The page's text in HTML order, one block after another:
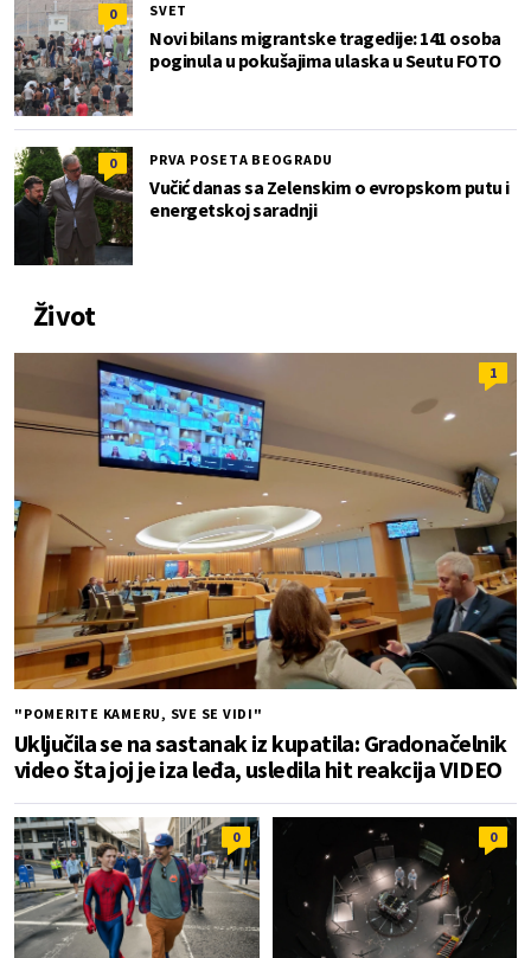
0 SVET
Novi bilans migrantske tragedije: 141 osoba
poginula u pokušajima ulaska u Seutu FOTO
0 PRVA POSETA BEOGRADU
Vučić danas sa Zelenskim o evropskom putu i
energetskoj saradnji
Život
1
"POMERITE KAMERU, SVE SE VIDI"
Uključila se na sastanak iz kupatila: Gradonačelnik
video šta joj je iza leđa, usledila hit reakcija VIDEO
0 0